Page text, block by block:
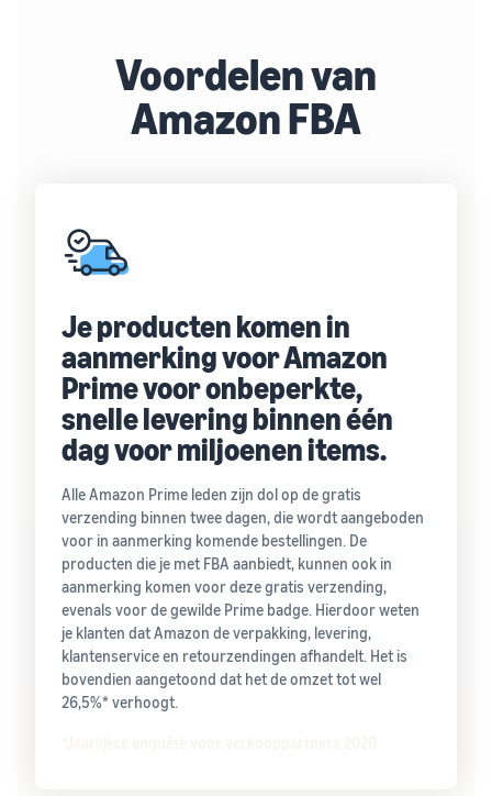
Voordelen van
Amazon FBA
Je producten komen in
aanmerking voor Amazon
Prime voor onbeperkte,
snelle levering binnen één
dag voor miljoenen items.
Alle Amazon Prime leden zijn dol op de gratis
verzending binnen twee dagen, die wordt aangeboden
voor in aanmerking komende bestellingen. De
producten die je met FBA aanbiedt, kunnen ook in
aanmerking komen voor deze gratis verzending,
evenals voor de gewilde Prime badge. Hierdoor weten
je klanten dat Amazon de verpakking, levering,
klantenservice en retourzendingen afhandelt. Het is
bovendien aangetoond dat het de omzet tot wel
26,5%* verhoogt.